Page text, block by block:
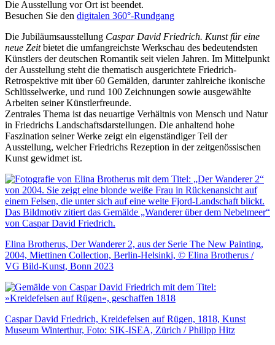
Die Ausstellung vor Ort ist beendet.
Besuchen Sie den digitalen 360°-Rundgang
Die Jubiläumsausstellung Caspar David Friedrich. Kunst für eine
neue Zeitbietet die umfangreichste Werkschau des bedeutendsten
Künstlers der deutschen Romantik seit vielen Jahren. Im Mittelpunkt
der Ausstellung steht die thematisch ausgerichtete Friedrich-
Retrospektive mit über 60 Gemälden, darunter zahlreiche ikonische
Schlüsselwerke, und rund 100 Zeichnungen sowie ausgewählte
Arbeiten seiner Künstlerfreunde.
Zentrales Thema ist das neuartige Verhältnis von Mensch und Natur
in Friedrichs Landschaftsdarstellungen. Die anhaltend hohe
Faszination seiner Werke zeigt ein eigenständiger Teil der
Ausstellung, welcher Friedrichs Rezeption in der zeitgenössischen
Kunst gewidmet ist.
Elina Brotherus, Der Wanderer 2, aus der Serie The New Painting,
2004, Miettinen Collection, Berlin-Helsinki, © Elina Brotherus /
VG Bild-Kunst, Bonn 2023
Caspar David Friedrich, Kreidefelsen auf Rügen, 1818, Kunst
Museum Winterthur, Foto: SIK-ISEA, Zürich / Philipp Hitz